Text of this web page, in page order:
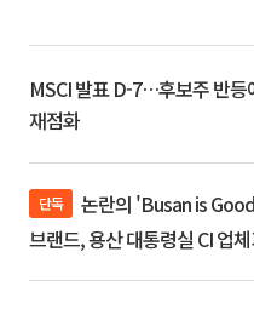
MSCI 발표 D-7…후보주 반등
재점화
단독
브랜드, 용산 대통령실 CI 업